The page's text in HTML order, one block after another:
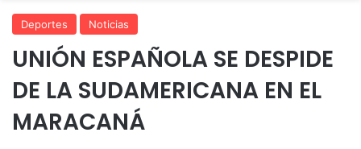
Deportes Noticias
UNIÓN ESPAÑOLA SE DESPIDE
DE LA SUDAMERICANA EN EL
MARACANÁ